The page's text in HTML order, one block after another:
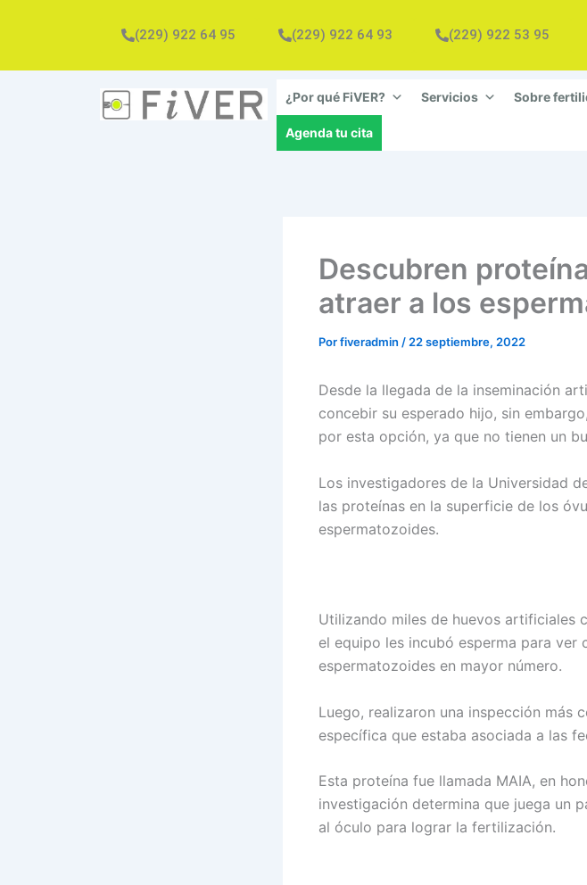
(229) 922 64 95 (229) 922 64 93 (229) 922 53 95
¿Por qué FiVER? Servicios Sobre
Agenda tu cita
Descubren
atraer a los
Porfiveradmin / 22 septiembre, 2022
Desde la llegada de la inseminación
concebir su esperado hijo, sin
por esta opción, ya que no tienen un
Los investigadores de la Universidad
las proteínas en la superficie de los
espermatozoides.
Utilizando miles de huevos artificiales
el equipo les incubó esperma para ver
espermatozoides en mayor número.
Luego, realizaron una inspección más
específica que estaba asociada a las
Esta proteína fue llamada MAIA, en
investigación determina que juega un
al óculo para lograr la fertilización.